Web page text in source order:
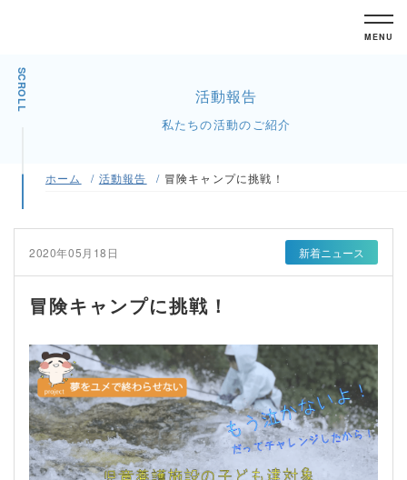
MENU
SCROLL 活動報告
私たちの活動のご紹介
ホーム 活動報告 冒険キャンプに挑戦！
2020年05月18日 新着ニュース
冒険キャンプに挑戦！